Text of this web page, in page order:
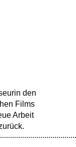
den
Films
Arbeit